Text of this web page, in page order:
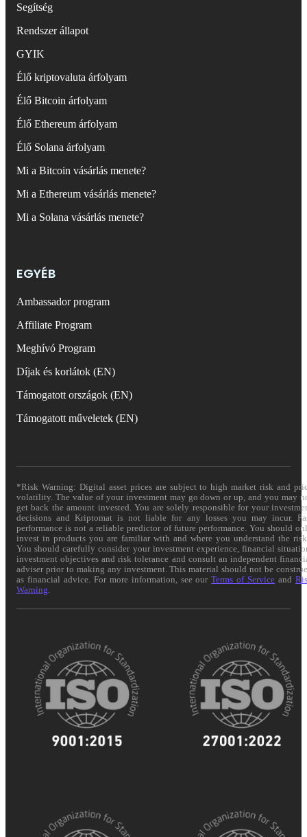
Segítség
Rendszer állapot
GYIK
Élő kriptovaluta árfolyam
Élő Bitcoin árfolyam
Élő Ethereum árfolyam
Élő Solana árfolyam
Mi a Bitcoin vásárlás menete?
Mi a Ethereum vásárlás menete?
Mi a Solana vásárlás menete?
EGYÉB
Ambassador program
Affiliate Program
Meghívó Program
Díjak és korlátok (EN)
Támogatott országok (EN)
Támogatott műveletek (EN)
*Risk Warning: Digital asset prices are subject to high market risk and
volatility. The value of your investment may go down or up, and you may
get back the amount invested. You are solely responsible for your
decisions and Kriptomat is not liable for any losses you may incur.
performance is not a reliable predictor of future performance. You should
invest in products you are familiar with and where you understand the
You should carefully consider your investment experience, financial
investment objectives and risk tolerance and consult an independent
adviser prior to making any investment. This material should not be
as financial advice. For more information, see ourTerms of Service and
Warning